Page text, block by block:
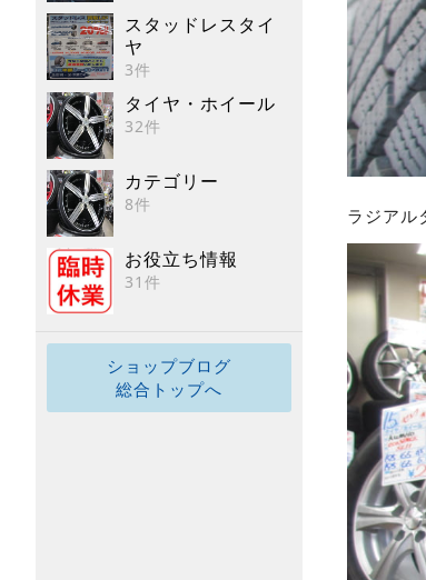
スタッドレスタイ
ヤ
3件
タイヤ・ホイール
32件
カテゴリー
8件
お役立ち情報
31件
ショップブログ
総合トップへ
ラジアル